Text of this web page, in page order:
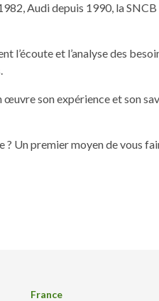
Audi depuis 1990, la
l’écoute et l’analyse des
œuvre son expérience et son
Un premier moyen de vous
France